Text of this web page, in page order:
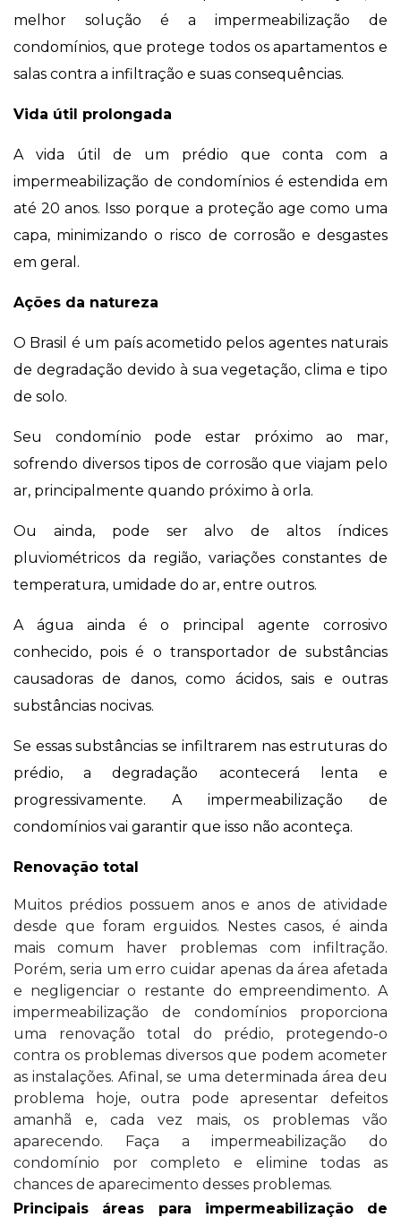
melhor solução é a impermeabilização de
condomínios, que protege todos os apartamentos e
salas contra a infiltração e suas consequências.
Vida útil prolongada
A vida útil de um prédio que conta com a
impermeabilização de condomínios é estendida em
até 20 anos. Isso porque a proteção age como uma
capa, minimizando o risco de corrosão e desgastes
em geral.
Ações da natureza
O Brasil é um país acometido pelos agentes naturais
de degradação devido à sua vegetação, clima e tipo
de solo.
Seu condomínio pode estar próximo ao mar,
sofrendo diversos tipos de corrosão que viajam pelo
ar, principalmente quando próximo à orla.
Ou ainda, pode ser alvo de altos índices
pluviométricos da região, variações constantes de
temperatura, umidade do ar, entre outros.
A água ainda é o principal agente corrosivo
conhecido, pois é o transportador de substâncias
causadoras de danos, como ácidos, sais e outras
substâncias nocivas.
Se essas substâncias se infiltrarem nas estruturas do
prédio, a degradação acontecerá lenta e
progressivamente. A impermeabilização de
condomínios vai garantir que isso não aconteça.
Renovação total
Muitos prédios possuem anos e anos de atividade
desde que foram erguidos. Nestes casos, é ainda
mais comum haver problemas com infiltração.
Porém, seria um erro cuidar apenas da área afetada
e negligenciar o restante do empreendimento. A
impermeabilização de condomínios proporciona
uma renovação total do prédio, protegendo-o
contra os problemas diversos que podem acometer
as instalações. Afinal, se uma determinada área deu
problema hoje, outra pode apresentar defeitos
amanhã e, cada vez mais, os problemas vão
aparecendo. Faça a impermeabilização do
condomínio por completo e elimine todas as
chances de aparecimento desses problemas.
Principais áreas para impermeabilização de